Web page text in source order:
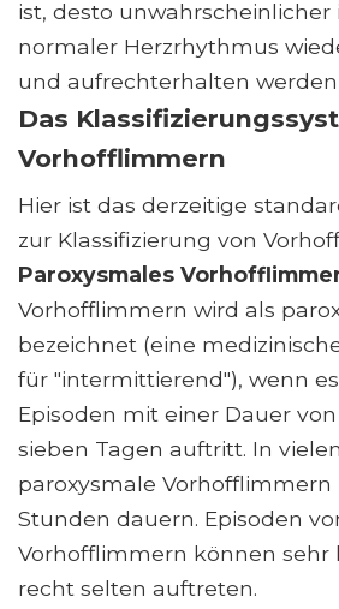
ist, desto unwahrscheinlicher
normaler Herzrhythmus
und aufrechterhalten
Das
Vorhofflimmern
Hier ist das derzeitige
zur Klassifizierung von
Paroxysmales
Vorhofflimmern wird als
bezeichnet (eine
für "intermittierend"), wenn
Episoden mit einer Dauer
sieben Tagen auftritt. In
paroxysmale
Stunden dauern. Episoden
Vorhofflimmern können sehr
recht selten auftreten.